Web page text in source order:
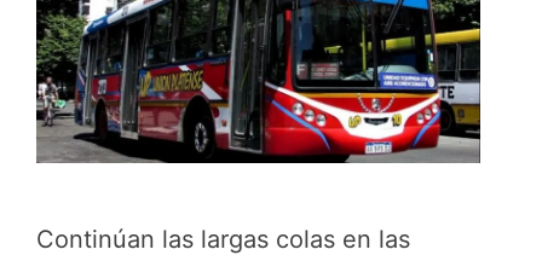
Continúan las largas colas en las